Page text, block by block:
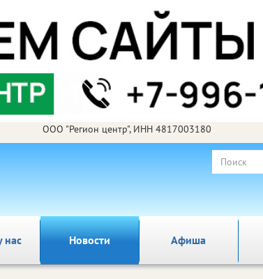
ООО "Регион центр", ИНН 4817003180
нас Новости Афиша